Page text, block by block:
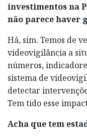
investimentos na
não parece haver
Há, sim. Temos de
videovigilância a
números,
sistema de
detectar
Tem tido esse
Acha que tem